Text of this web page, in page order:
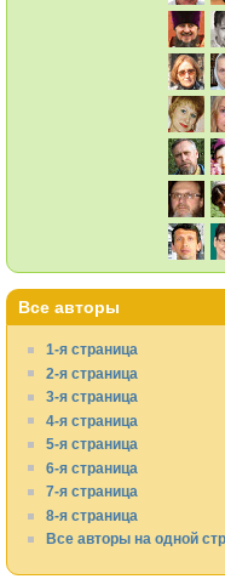
Все авторы
1-я страница
2-я страница
3-я страница
4-я страница
5-я страница
6-я страница
7-я страница
8-я страница
Все авторы на одной